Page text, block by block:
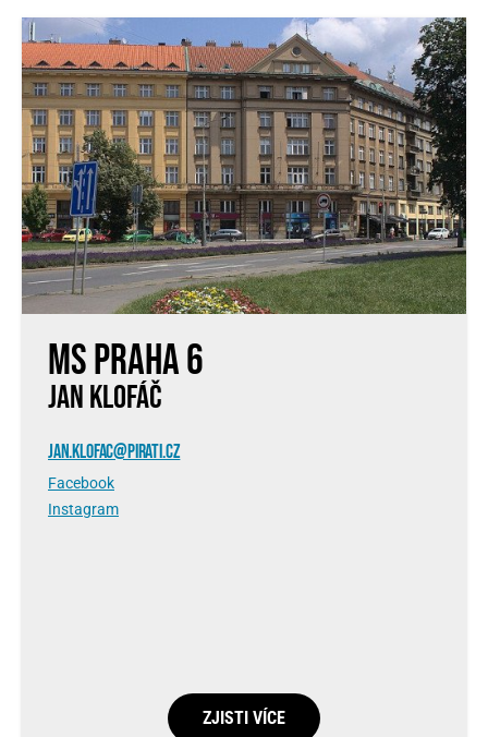
MS Praha 6
JAN KLOFÁČ
JAN.KLOFAC@PIRATI.CZ
Facebook
Instagram
ZJISTI VÍCE